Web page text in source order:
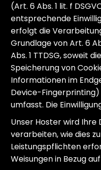
(Art. 6 Abs. 1 lit. f
entsprechende
erfolgt die
Grundlage von Art. 6
Abs. 1 TTDSG, soweit
Speicherung von
Informationen im
Device-Fingerprinting)
umfasst. Die
Unser Hoster wird Ihre
verarbeiten, wie dies
Leistungspflichten
Weisungen in Bezug